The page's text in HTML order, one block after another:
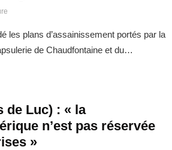
les plans d’assainissement portés par la
de Chaudfontaine et du…
de Luc) : « la
n’est pas réservée
»